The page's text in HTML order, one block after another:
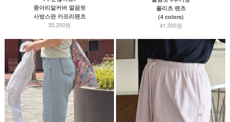
종아리알커버 깔끔핏
사방스판 카프리팬츠
35,200원
플리츠 팬츠
(4 colors)
41,500원